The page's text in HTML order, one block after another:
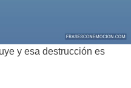
y esa destrucción es